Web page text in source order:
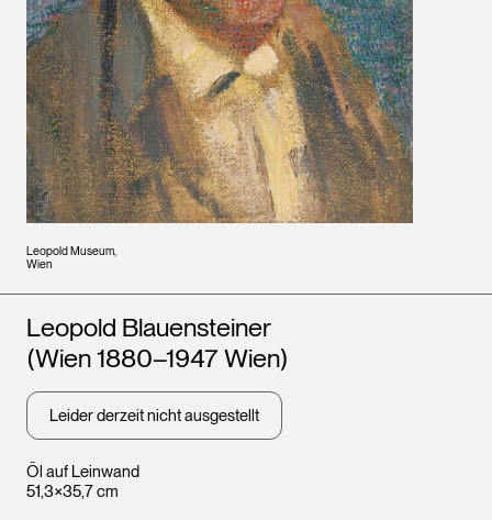
Leopold Museum,
Wien
Öl auf Leinwand
51,3×35,7 cm
Künstler*innen
Leopold Blauensteiner
(Wien 1880–1947 Wien)
Leider derzeit nicht ausgestellt